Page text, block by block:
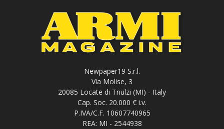
Newpaper19 S.r.l.
Via Molise, 3
20085 Locate di Triulzi (MI) - Italy
Cap. Soc. 20.000 € i.v.
P.IVA/C.F. 10607740965
REA: MI - 2544938